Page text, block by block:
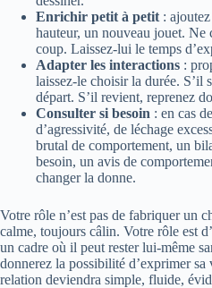
Enrichir petit à petit :
hauteur, un nouveau jouet. Ne
coup. Laissez-lui le temps
Adapter les interactions :
laissez-le choisir la durée. S’il
départ. S’il revient, reprenez
Consulter si besoin : en cas
d’agressivité, de léchage
brutal de comportement, un
besoin, un avis de
changer la donne.
Votre rôle n’est pas de fabriquer un
calme, toujours câlin. Votre rôle est
un cadre où il peut rester lui-même
donnerez la possibilité d’exprimer sa
relation deviendra simple, fluide,